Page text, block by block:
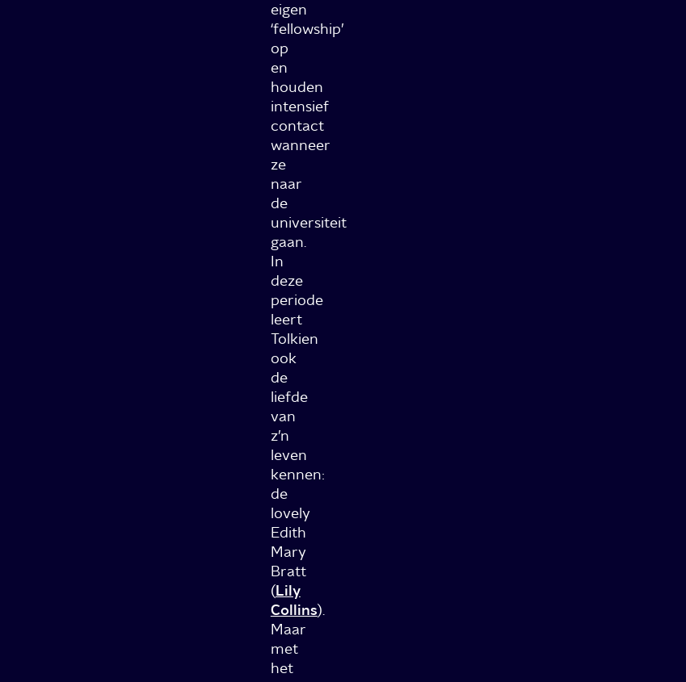
eigen
‘fellowship’
op
en
houden
intensief
contact
wanneer
ze
naar
de
universiteit
gaan.
In
deze
periode
leert
Tolkien
ook
de
liefde
van
z’n
leven
kennen:
de
lovely
Edith
Mary
Bratt
(Lily
Collins).
Maar
met
het